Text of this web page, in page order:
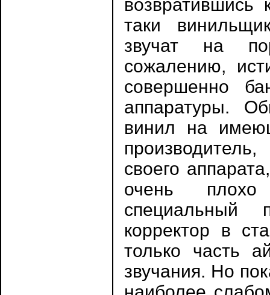
таки
звучат на
сожалению,
совершенно
аппаратуры.
винил на
своего
очень
специальный
корректор в
только часть
звучания. Но